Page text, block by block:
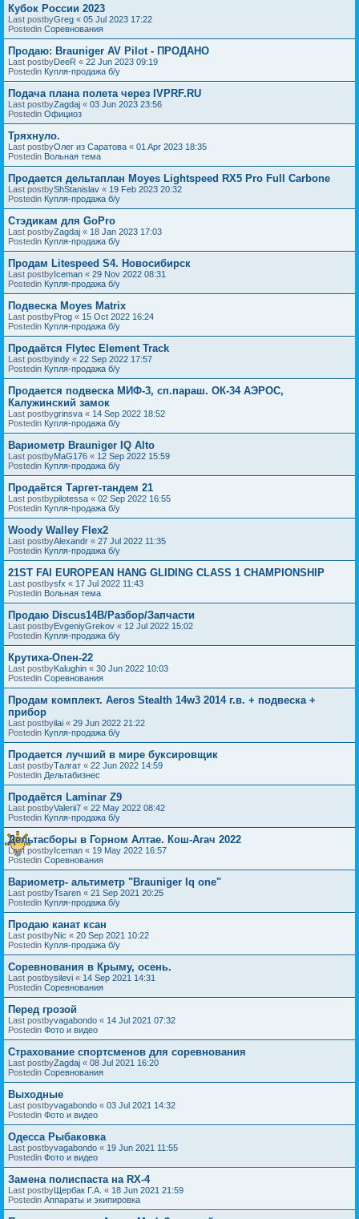
Кубок России 2023
Last postbyGreg « 05 Jul 2023 17:22
Postedin Соревнования
Продаю: Brauniger AV Pilot - ПРОДАНО
Last postbyDeeR « 22 Jun 2023 09:19
Postedin Купля-продажа б/у
Подача плана полета через IVPRF.RU
Last postbyZagdaj « 03 Jun 2023 23:56
Postedin Официоз
Тряхнуло.
Last postbyОлег из Саратова « 01 Apr 2023 18:35
Postedin Вольная тема
Продается дельтаплан Moyes Lightspeed RX5 Pro Full Carbone
Last postbyShStanislav « 19 Feb 2023 20:32
Postedin Купля-продажа б/у
Стэдикам для GoPro
Last postbyZagdaj « 18 Jan 2023 17:03
Postedin Купля-продажа б/у
Продам Litespeed S4. Новосибирск
Last postbyIceman « 29 Nov 2022 08:31
Postedin Купля-продажа б/у
Подвеска Moyes Matrix
Last postbyProg « 15 Oct 2022 16:24
Postedin Купля-продажа б/у
Продаётся Flytec Element Track
Last postbyindy « 22 Sep 2022 17:57
Postedin Купля-продажа б/у
Продается подвеска МИФ-3, сп.параш. ОК-34 АЭРОС,
Калужинский замок
Last postbygrinsva « 14 Sep 2022 18:52
Postedin Купля-продажа б/у
Вариометр Brauniger IQ Alto
Last postbyMaG176 « 12 Sep 2022 15:59
Postedin Купля-продажа б/у
Продаётся Таргет-тандем 21
Last postbypilotessa « 02 Sep 2022 16:55
Postedin Купля-продажа б/у
Woody Walley Flex2
Last postbyAlexandr « 27 Jul 2022 11:35
Postedin Купля-продажа б/у
21ST FAI EUROPEAN HANG GLIDING CLASS 1 CHAMPIONSHIP
Last postbysfx « 17 Jul 2022 11:43
Postedin Вольная тема
Продаю Discus14B/Разбор/Запчасти
Last postbyEvgeniyGrekov « 12 Jul 2022 15:02
Postedin Купля-продажа б/у
Крутиха-Опен-22
Last postbyKalughin « 30 Jun 2022 10:03
Postedin Соревнования
Продам комплект. Aeros Stealth 14w3 2014 г.в. + подвеска +
прибор
Last postbyilai « 29 Jun 2022 21:22
Postedin Купля-продажа б/у
Продается лучший в мире буксировщик
Last postbyТалгат « 22 Jun 2022 14:59
Postedin Дельтабизнес
Продаётся Laminar Z9
Last postbyValerii7 « 22 May 2022 08:42
Postedin Купля-продажа б/у
Дельтасборы в Горном Алтае. Кош-Агач 2022
Last postbyIceman « 19 May 2022 16:57
Postedin Соревнования
Вариометр- альтиметр "Brauniger Iq one"
Last postbyTsaren « 21 Sep 2021 20:25
Postedin Купля-продажа б/у
Продаю канат ксан
Last postbyNic « 20 Sep 2021 10:22
Postedin Купля-продажа б/у
Соревнования в Крыму, осень.
Last postbysilevi « 14 Sep 2021 14:31
Postedin Соревнования
Перед грозой
Last postbyvagabondo « 14 Jul 2021 07:32
Postedin Фото и видео
Страхование спортсменов для соревнования
Last postbyZagdaj « 08 Jul 2021 16:20
Postedin Соревнования
Выходные
Last postbyvagabondo « 03 Jul 2021 14:32
Postedin Фото и видео
Одесса Рыбаковка
Last postbyvagabondo « 19 Jun 2021 11:55
Postedin Фото и видео
Замена полиспаста на RX-4
Last postbyЩербак Г.А. « 18 Jun 2021 21:59
Postedin Аппараты и экипировка